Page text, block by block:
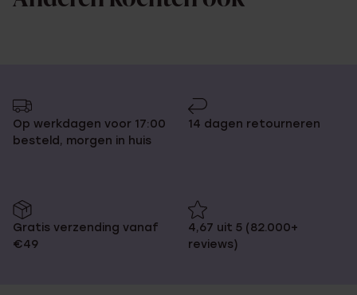
Op werkdagen voor 17:00
besteld, morgen in huis
14 dagen retourneren
Gratis verzending vanaf
€49
4,67 uit 5 (82.000+
reviews)